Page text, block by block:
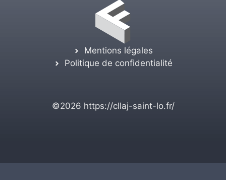
Mentions légales
Politique de confidentialité
©2026 https://cllaj-saint-lo.fr/